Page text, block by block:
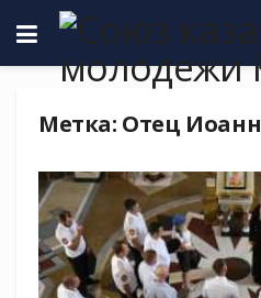
Метка: Отец Иоанн